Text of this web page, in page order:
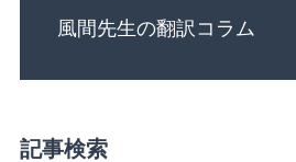
風間先生の翻訳コラム
記事検索